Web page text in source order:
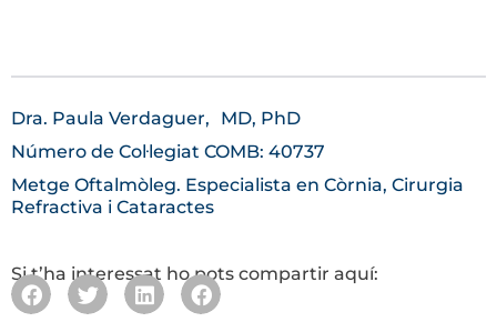
Dra. Paula Verdaguer,
MD, PhD
Número de Col·legiat COMB: 40737
Metge Oftalmòleg. Especialista en Còrnia, Cirurgia
Refractiva i Cataractes
Si t’ha interessat ho pots compartir aquí: